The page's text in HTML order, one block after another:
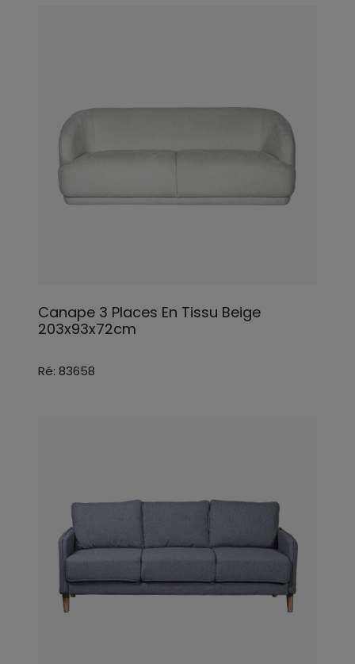
Canape 3 Places En Tissu Beige
203x93x72cm
Ré: 83658